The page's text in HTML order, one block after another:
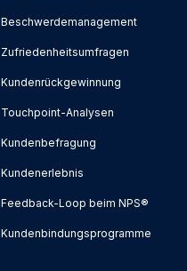
Beschwerdemanagement
Zufriedenheitsumfragen
Kundenrückgewinnung
Touchpoint-Analysen
Kundenbefragung
Kundenerlebnis
Feedback-Loop beim NPS®
Kundenbindungsprogramme